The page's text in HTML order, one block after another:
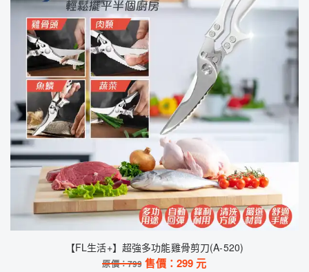
【FL生活+】超強多功能雞骨剪刀(A-520)
原價：799 售價： 299元